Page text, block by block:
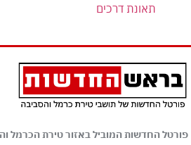
תאונת דרכים
פורטל החדשות המוביל באזור טירת הכרמל